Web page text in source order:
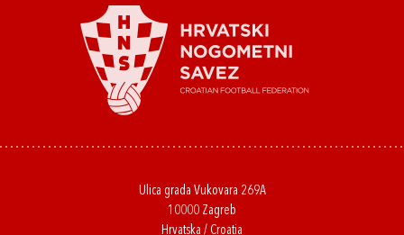
Ulica grada Vukovara 269A
10000 Zagreb
Hrvatska / Croatia